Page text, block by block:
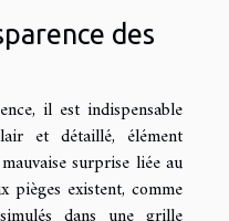
des
il est indispensable
et détaillé, élément
surprise liée au
pièges existent, comme